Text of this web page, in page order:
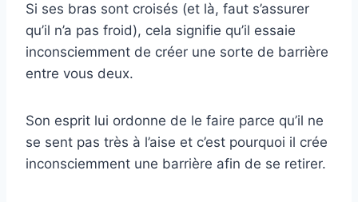
Si ses bras sont croisés (et là, faut s’assurer
qu’il n’a pas froid), cela signifie qu’il essaie
inconsciemment de créer une sorte de barrière
entre vous deux.
Son esprit lui ordonne de le faire parce qu’il ne
se sent pas très à l’aise et c’est pourquoi il crée
inconsciemment une barrière afin de se retirer.